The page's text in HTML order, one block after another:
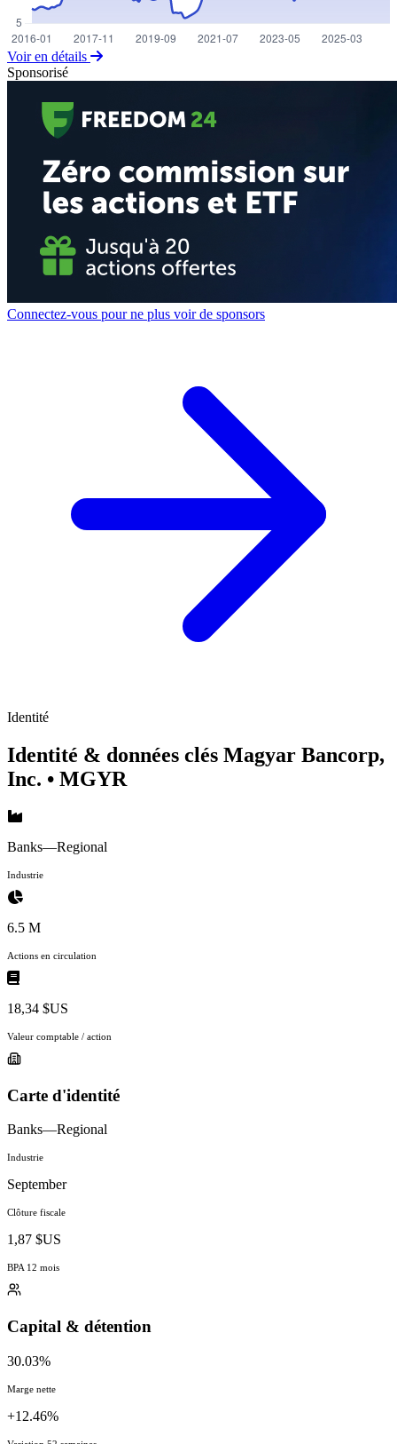
Voir en détails
Sponsorisé
Connectez-vous pour ne plus voir de sponsors
Identité
Identité & données clés Magyar Bancorp,
Inc. • MGYR
Banks—Regional
Industrie
6.5 M
Actions en circulation
18,34 $US
Valeur comptable / action
Carte d'identité
Banks—Regional
Industrie
September
Clôture fiscale
1,87 $US
BPA 12 mois
Capital & détention
30.03%
Marge nette
+12.46%